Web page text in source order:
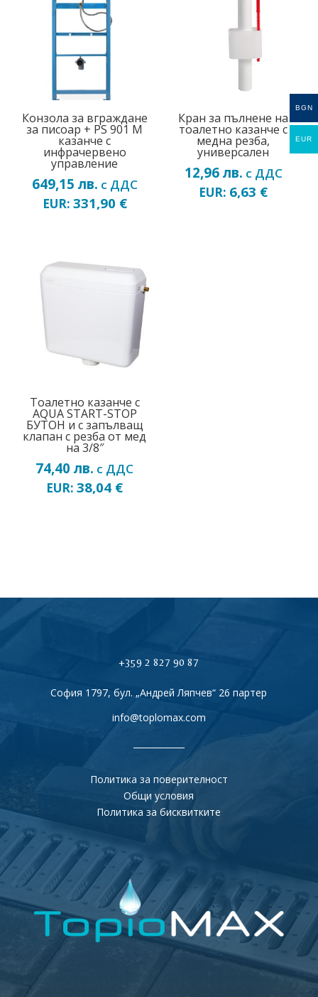
Конзола за вграждане
за писоар + PS 901 M
казанче с
инфрачервено
управление
649,15 лв. с ДДС
EUR: 331,90 €
Кран за пълнене на
тоалетно казанче с
медна резба,
универсален
12,96 лв. с ДДС
EUR: 6,63 €
Тоалетно казанче с
AQUA START-STOP
БУТОН и с запълващ
клапан с резба от мед
на 3/8″
74,40лв. с ДДС
EUR:38,04 €
+359 2 827 90 87
София 1797, бул. „Андрей Ляпчев“ 26 партер
info@toplomax.com
Политика за поверителност
Общи условия
Политика за бисквитките
BGN
EUR